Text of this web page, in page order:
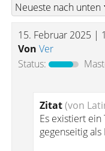
15. Februar 2025 |
Von Ver
Status:
Zitat(von
Es existiert
gegenseitig